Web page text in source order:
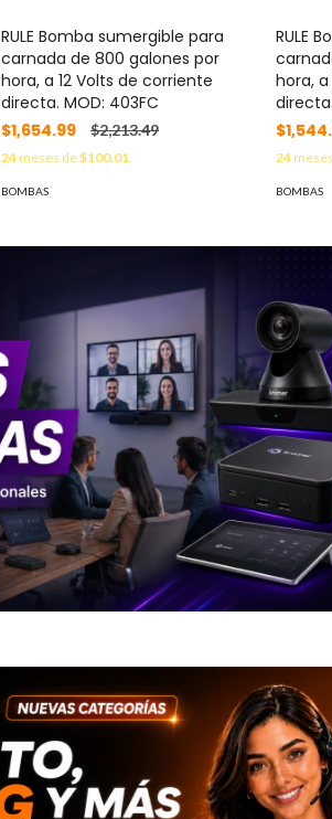
RULE Bomba sumergible para
carnada de 800 galones por
hora, a 12 Volts de corriente
directa. MOD: 403FC
$1,654.99
$2,213.49
24meses de$100.01
BOMBAS
RULE
hora,
24
BOMBAS